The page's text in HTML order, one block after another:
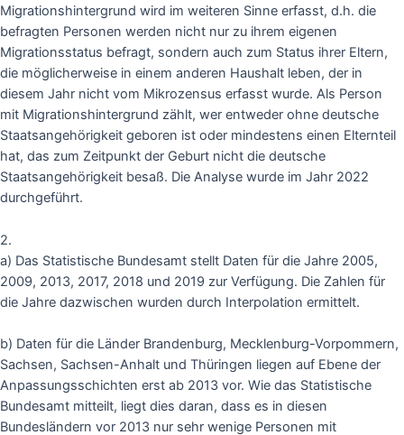
Migrationshintergrund wird im weiteren Sinne erfasst, d.h. die
befragten Personen werden nicht nur zu ihrem eigenen
Migrationsstatus befragt, sondern auch zum Status ihrer Eltern,
die möglicherweise in einem anderen Haushalt leben, der in
diesem Jahr nicht vom Mikrozensus erfasst wurde. Als Person
mit Migrationshintergrund zählt, wer entweder ohne deutsche
Staatsangehörigkeit geboren ist oder mindestens einen Elternteil
hat, das zum Zeitpunkt der Geburt nicht die deutsche
Staatsangehörigkeit besaß. Die Analyse wurde im Jahr 2022
durchgeführt.
2.
a) Das Statistische Bundesamt stellt Daten für die Jahre 2005,
2009, 2013, 2017, 2018 und 2019 zur Verfügung. Die Zahlen für
die Jahre dazwischen wurden durch Interpolation ermittelt.
b) Daten für die Länder Brandenburg, Mecklenburg-Vorpommern,
Sachsen, Sachsen-Anhalt und Thüringen liegen auf Ebene der
Anpassungsschichten erst ab 2013 vor. Wie das Statistische
Bundesamt mitteilt, liegt dies daran, dass es in diesen
Bundesländern vor 2013 nur sehr wenige Personen mit